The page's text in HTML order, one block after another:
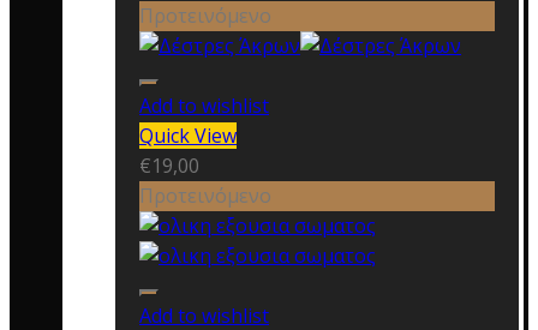
Προτεινόμενο
Add to wishlist
Quick View
€19,00
Προτεινόμενο
Add to wishlist